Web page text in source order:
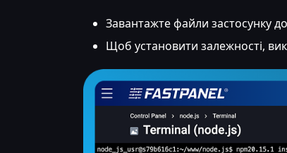
Завантажте файли застосунку
Щоб установити залежності,